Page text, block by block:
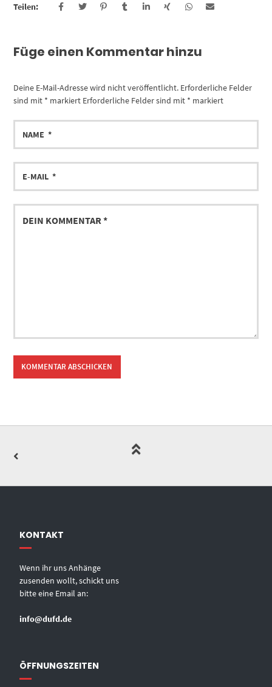
Teilen:
Füge einen Kommentar hinzu
Deine E-Mail-Adresse wird nicht veröffentlicht. Erforderliche Felder
sind mit * markiert Erforderliche Felder sind mit * markiert
KONTAKT
Wenn ihr uns Anhänge
zusenden wollt, schickt uns
bitte eine Email an:
info@dufd.de
ÖFFNUNGSZEITEN